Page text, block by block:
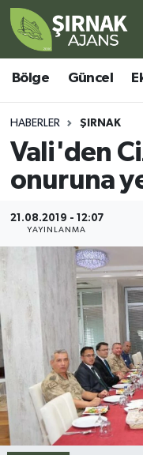
Bölge Güncel
HABERLER ŞIRNAK
Vali'den
onuruna
21.08.2019 - 12:07
YAYINLANMA
Bölge
Güncel
Ekonomi
Şırnak
Yaşam
Sağlık
Eğitim
Kültür - Sanat
Siyaset
Spor
Şırnak Nöbetçi
Şırnak Hava
Şirnak Namaz
Şırnak Trafik
Süper Lig Puan
Tüm Manşetler
Son Dakika
Haber Arşivi